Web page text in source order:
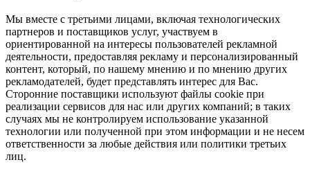
Мы вместе с третьими лицами, включая технологических
партнеров и поставщиков услуг, участвуем в
ориентированной на интересы пользователей рекламной
деятельности, предоставляя рекламу и персонализированный
контент, который, по нашему мнению и по мнению других
рекламодателей, будет представлять интерес для Вас.
Сторонние поставщики используют файлы cookie при
реализации сервисов для нас или других компаний; в таких
случаях мы не контролируем использование указанной
технологии или полученной при этом информации и не несем
ответственности за любые действия или политики третьих
лиц.